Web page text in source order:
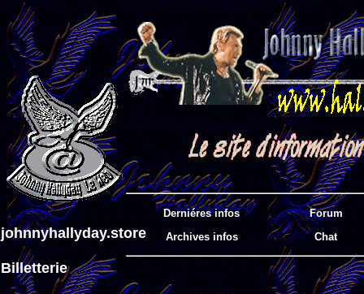
Derniéres infos
Forum
Archives infos
Chat
johnnyhallyday.store
Billetterie